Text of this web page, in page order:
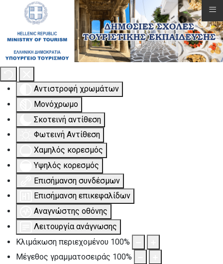
Εργαλειοθήκη Προσβασιμότητας
Αντιστροφή χρωμάτων
Μονόχρωμο
Σκοτεινή αντίθεση
Φωτεινή Αντίθεση
Χαμηλός κορεσμός
Υψηλός κορεσμός
Επισήμανση συνδέσμων
Επισήμανση επικεφαλίδων
Αναγνώστης οθόνης
Λειτουργία ανάγνωσης
Κλιμάκωση περιεχομένου 100%
Μέγεθος γραμματοσειράς 100%
≡